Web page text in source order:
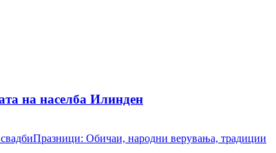
на населба Илинден
Празници: Обичаи, народни верувања, традиции